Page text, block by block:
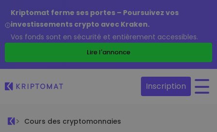
Kriptomat ferme ses portes – Poursuivez vos
investissements crypto avec Kraken.
Vos fonds sont en sécurité et entièrement accessibles.
Lire l'annonce
Inscription
Cours des cryptomonnaies